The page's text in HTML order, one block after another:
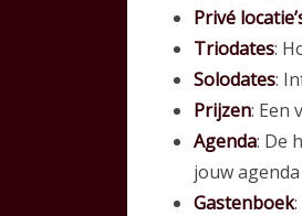
Privé
Triodates:
Solodates:
Prijzen: Een
Agenda: De
jouw
Gastenboek